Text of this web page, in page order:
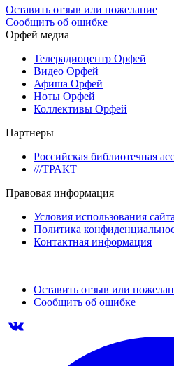
Оставить отзыв или пожелание
Сообщить об ошибке
Орфей медиа
Телерадиоцентр Орфей
Видео Орфей
Афиша Орфей
Ноты Орфей
Коллективы Орфей
Партнеры
Российская библиотечная
///ТРАКТ
Правовая информация
Условия использования
Политика
Контактная информация
Оставить отзыв или
Сообщить об ошибке